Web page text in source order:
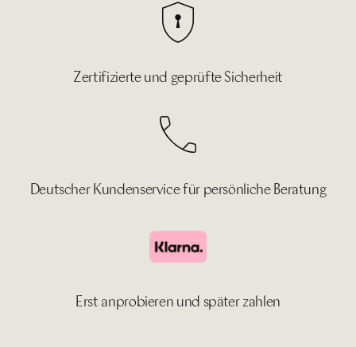
Zertifizierte und geprüfte Sicherheit
Deutscher Kundenservice für persönliche Beratung
Erst anprobieren und später zahlen